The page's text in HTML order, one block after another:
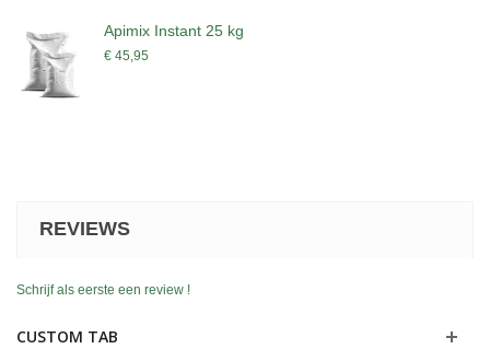
Apimix Instant 25 kg
€ 45,95
REVIEWS
Schrijf als eerste een review !
CUSTOM TAB